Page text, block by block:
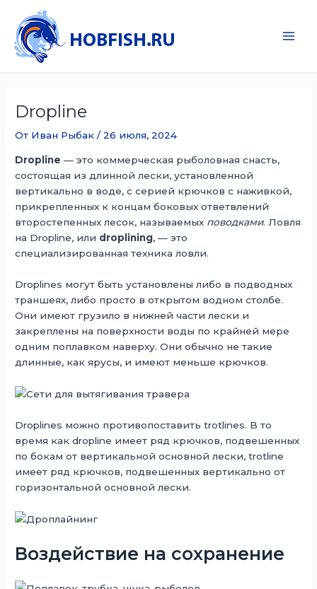
содержимому
Dropline
От Иван Рыбак/ 26 июля, 2024
Dropline — это коммерческая рыболовная снасть,
состоящая из длинной лески, установленной
вертикально в воде, с серией крючков с наживкой,
прикрепленных к концам боковых ответвлений
второстепенных лесок, называемых поводками. Ловля
на Dropline, или droplining, — это
специализированная техника ловли.
Droplines могут быть установлены либо в подводных
траншеях, либо просто в открытом водном столбе.
Они имеют грузило в нижней части лески и
закреплены на поверхности воды по крайней мере
одним поплавком наверху. Они обычно не такие
длинные, как ярусы, и имеют меньше крючков.
Droplines можно противопоставить trotlines. В то
время как dropline имеет ряд крючков, подвешенных
по бокам от вертикальной основной лески, trotline
имеет ряд крючков, подвешенных вертикально от
горизонтальной основной лески.
Воздействие на сохранение